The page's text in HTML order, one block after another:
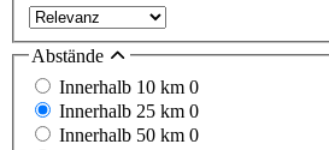
Abstände
Innerhalb 10 km 0
Innerhalb 25 km 0
Innerhalb 50 km 0